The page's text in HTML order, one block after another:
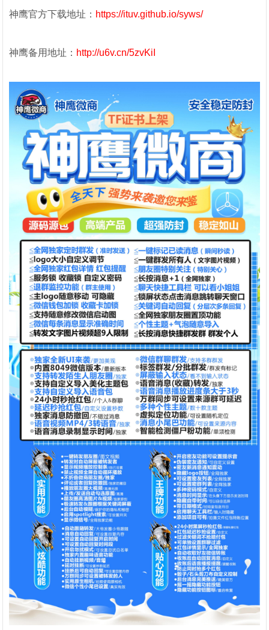
神鹰官方下载地址： https://ituv.github.io/syws/
神鹰备用地址： http://u6v.cn/5zvKiI